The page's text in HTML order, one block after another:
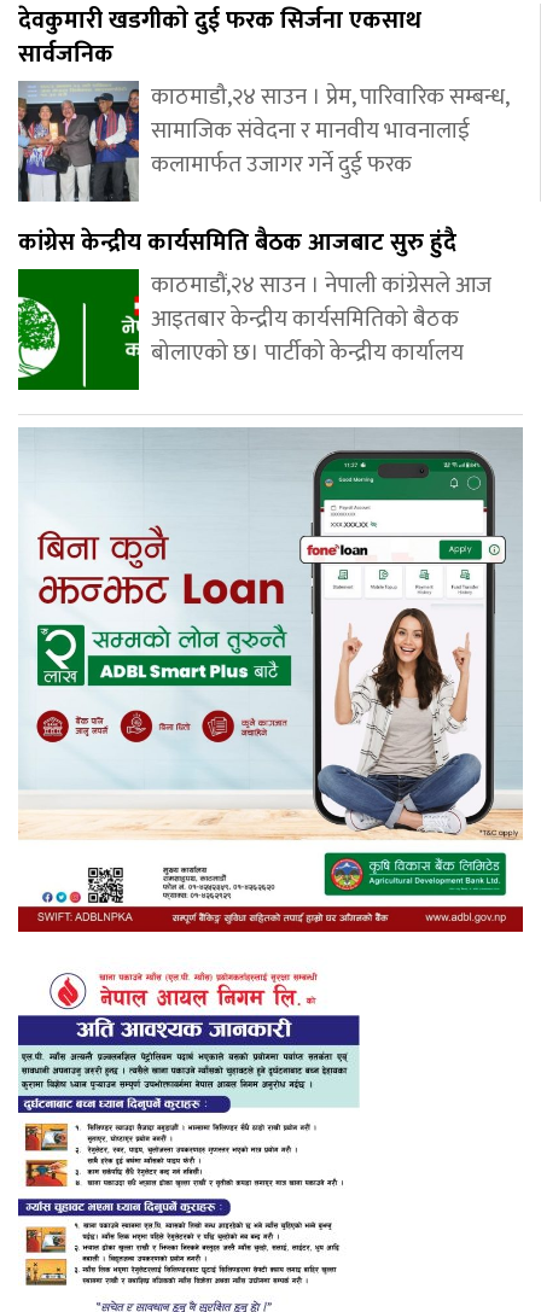
देवकुमारी खडगीकाे दुई फरक सिर्जना एकसाथ
सार्वजनिक
काठमाडौ,२४ साउन । प्रेम, पारिवारिक सम्बन्ध,
सामाजिक संवेदना र मानवीय भावनालाई
कलामार्फत उजागर गर्ने दुई फरक
कांग्रेस केन्द्रीय कार्यसमिति बैठक आजबाट सुरु हुंदै
काठमाडौं,२४ साउन । नेपाली कांग्रेसले आज
आइतबार केन्द्रीय कार्यसमितिको बैठक
बोलाएको छ। पार्टीको केन्द्रीय कार्यालय